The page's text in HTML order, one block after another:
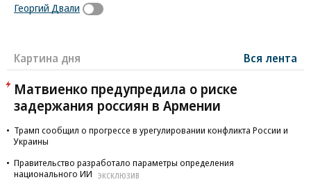
Георгий Двали
Картина дня Вся лента
Матвиенко предупредила о риске
задержания россиян в Армении
Трамп сообщил о прогрессе в урегулировании конфликта России и
Украины
Правительство разработало параметры определения
национального ИИ
ЭКСКЛЮЗИВ